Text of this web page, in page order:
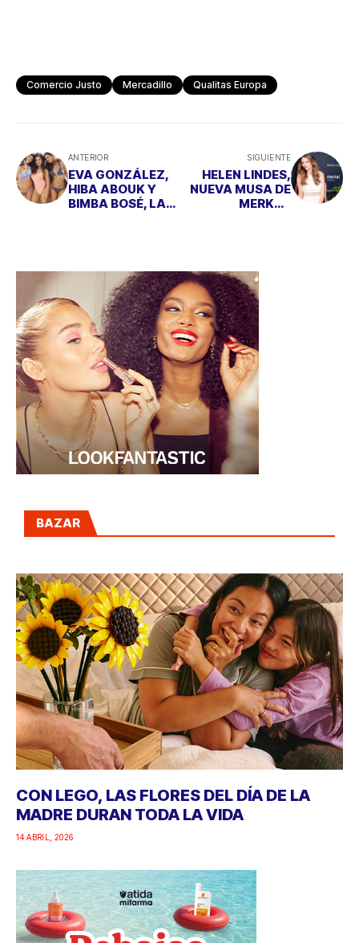
Comercio Justo Mercadillo Qualitas Europa
ANTERIOR
EVA GONZÁLEZ,
HIBA ABOUK Y
BIMBA BOSÉ, LAS
SIGUIENTE
HELEN LINDES,
NUEVA MUSA DE
MERKAL
BAZAR
CON LEGO, LAS FLORES DEL DÍA DE LA
MADRE DURAN TODA LA VIDA
14 ABRIL, 2026